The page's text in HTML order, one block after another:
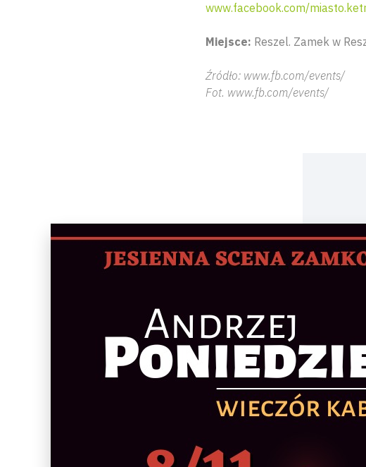
www.facebook.com/
Miejsce: Reszel. Zamek w
Źródło: www.fb.com/events/
Fot. www.fb.com/events/